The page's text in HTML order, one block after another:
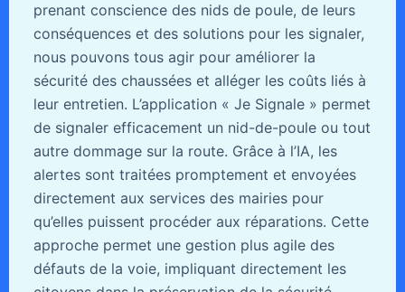
prenant conscience des nids de poule, de leurs
conséquences et des solutions pour les signaler,
nous pouvons tous agir pour améliorer la
sécurité des chaussées et alléger les coûts liés à
leur entretien. L’application « Je Signale » permet
de signaler efficacement un nid-de-poule ou tout
autre dommage sur la route. Grâce à l’IA, les
alertes sont traitées promptement et envoyées
directement aux services des mairies pour
qu’elles puissent procéder aux réparations. Cette
approche permet une gestion plus agile des
défauts de la voie, impliquant directement les